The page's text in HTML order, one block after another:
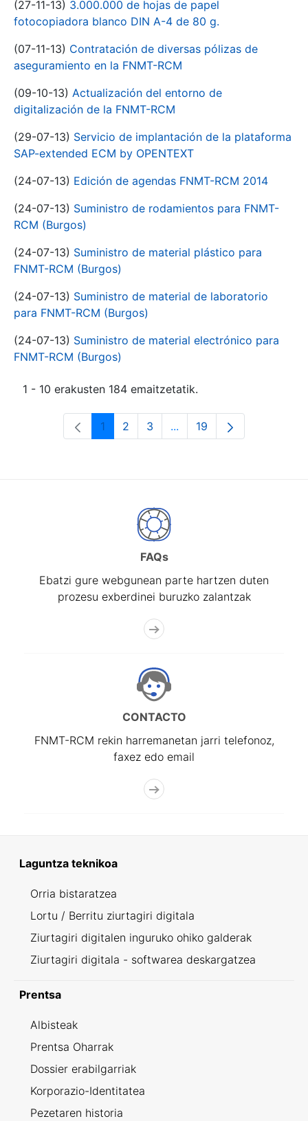
(27-11-13) 3.000.000 de hojas de papel
fotocopiadora blanco DIN A-4 de 80 g.
(07-11-13) Contratación de diversas pólizas de
aseguramiento en la FNMT-RCM
(09-10-13) Actualización del entorno de
digitalización de la FNMT-RCM
(29-07-13) Servicio de implantación de la plataforma
SAP-extended ECM by OPENTEXT
(24-07-13) Edición de agendas FNMT-RCM 2014
(24-07-13) Suministro de rodamientos para FNMT-
RCM (Burgos)
(24-07-13) Suministro de material plástico para
FNMT-RCM (Burgos)
(24-07-13) Suministro de material de laboratorio
para FNMT-RCM (Burgos)
(24-07-13) Suministro de material electrónico para
FNMT-RCM (Burgos)
1 - 10 erakusten 184 emaitzetatik.
Orrialdea
1 Orrialdea
2 Orrialdea
3 ...Intermediate Pages Use
Orrialdea
19
FAQs
Ebatzi gure webgunean parte hartzen duten
prozesu exberdinei buruzko zalantzak
CONTACTO
FNMT-RCM rekin harremanetan jarri telefonoz,
faxez edo email
Laguntza teknikoa
Orria bistaratzea
Lortu / Berritu ziurtagiri digitala
Ziurtagiri digitalen inguruko ohiko galderak
Ziurtagiri digitala - softwarea deskargatzea
Prentsa
Albisteak
Prentsa Oharrak
Dossier erabilgarriak
Korporazio-Identitatea
Pezetaren historia